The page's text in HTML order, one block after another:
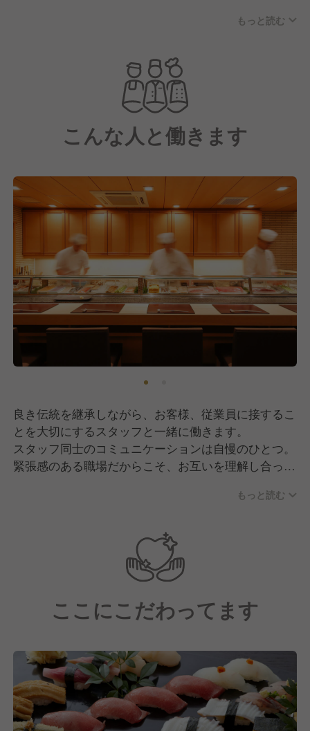
ないけれども着物を着て仕事をしてみたい。このよう
トしましょう。別名セパレート着物、上下が分かれて
いるので洋服に近い感覚で着ることができます。その
間に着付けを教えてもらいながらデビューを迎えまし
もっと読む
こんな人と働きます
良き伝統を継承しながら、お客様、従業員に接するこ
とを大切にするスタッフと一緒に働きます。
スタッフ同士のコミュニケーションは自慢のひとつ。
緊張感のある職場だからこそ、お互いを理解し合って
店舗には、寿司職人・和食調理人・ホールスタッフに
もっと読む
ここにこだわってます